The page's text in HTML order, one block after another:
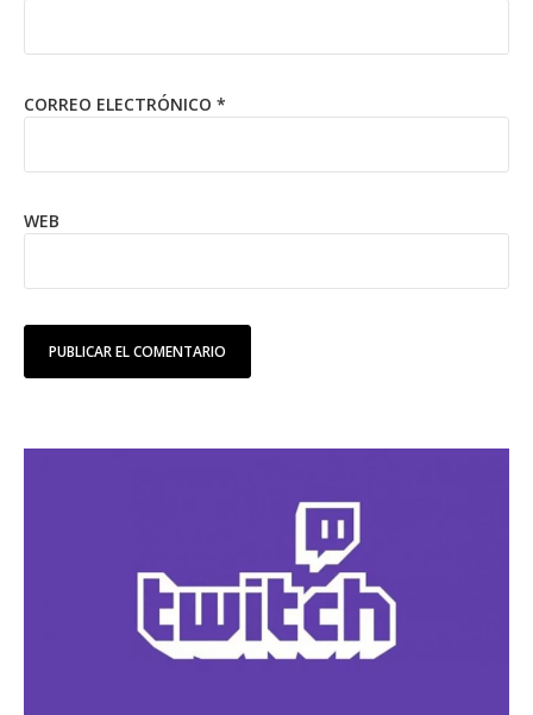
CORREO ELECTRÓNICO *
WEB